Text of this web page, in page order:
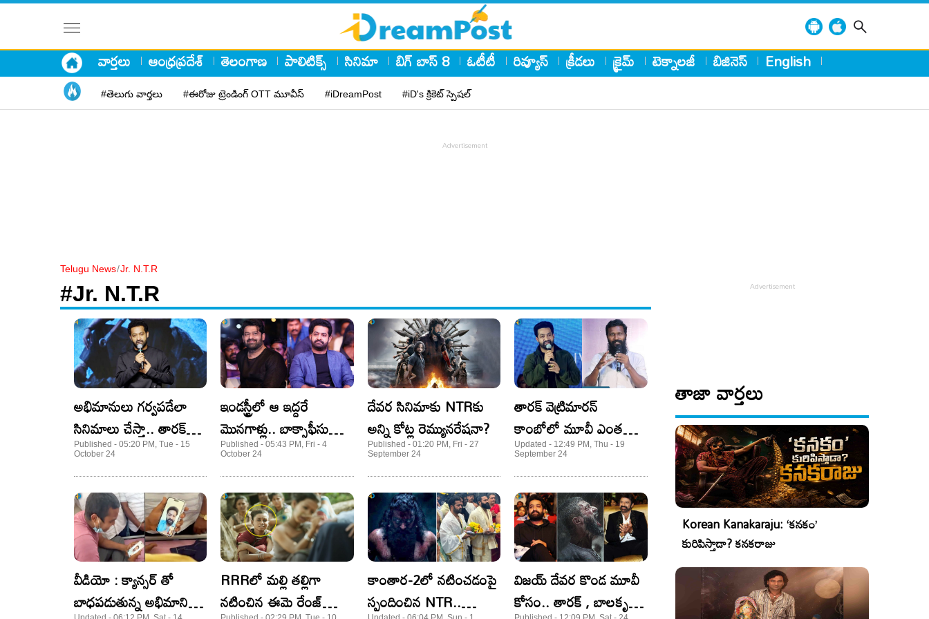
వార్తలు ఆంధ్రప్రదేశ్ తెలంగాణ పాలిటిక్స్ సినిమా బిగ్ బాస్ 8 ఓటీటీ రివ్యూస్ క్రీడలు క్రైమ్ టెక్నాలజీ బిజినెస్ English
#తెలుగు వార్తలు #ఈరోజు ట్రెండింగ్ OTT మూవీస్ #iDreamPost #iD's క్రికెట్ స్పెషల్
Telugu News/Jr. N.T.R
#Jr. N.T.R
అభిమానులు గర్వపడేలా
సినిమాలు చేస్తా.. తారక్
ఎమోషనల్ నోట్
Published - 05:20 PM, Tue - 15
October 24
ఇండస్ట్రీలో ఆ ఇద్దరే
మొనగాళ్లు.. బాక్సాఫీసు
రారాజులు
Published - 05:43 PM, Fri - 4
October 24
దేవర సినిమాకు NTRకు
అన్ని కోట్ల రెమ్యునరేషనా?
Published - 01:20 PM, Fri - 27
September 24
తారక్ వెట్రిమారన్
కాంబోలో మూవీ ఎంత
వరకు వర్క్ అవుట్
అవుతుంది
Updated - 12:49 PM, Thu - 19
September 24
వీడియో : క్యాన్సర్ ‌తో
బాధపడుతున్న అభిమానితో
RRRలో మల్లి తల్లిగా
నటించిన ఈమె రేంజ్
కాంతార-2లో నటించడంపై
స్పందించిన NTR..
విజయ్ దేవర కొండ మూవీ
కోసం.. తారక్ , బాలకృష్ణ
తాజా వార్తలు
Korean Kanakaraju: ‘కనకం’
కురిపిస్తాడా? కనకరాజు